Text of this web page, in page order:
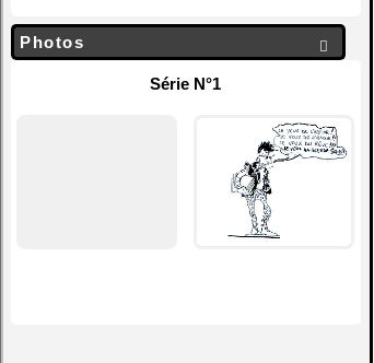

Photos
Série N°1